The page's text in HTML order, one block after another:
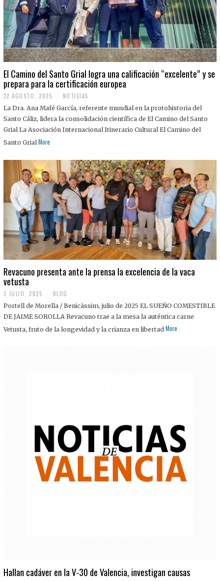
El Camino del Santo Grial logra una calificación “excelente” y se
prepara para la certificación europea
22 AGOSTO, 2025
2
A
G
O
S
2
5
NOTICIAS
La Dra. Ana Mafé García, referente mundial en la protohistoria del
Santo Cáliz, lidera la consolidación científica de El Camino del Santo
Grial La Asociación Internacional Itinerario Cultural El Camino del
Santo Grial More
Revacuno presenta ante la prensa la excelencia de la vaca
vetusta
3 JULIO, 2025
J
U
I
BLOG
Portell de Morella / Benicàssim, julio de 2025 EL SUEÑO COMESTIBLE
DE JAIME SOROLLA Revacuno trae a la mesa la auténtica carne
Vetusta, fruto de la longevidad y la crianza en libertad More
Hallan cadáver en la V-30 de Valencia, investigan causas